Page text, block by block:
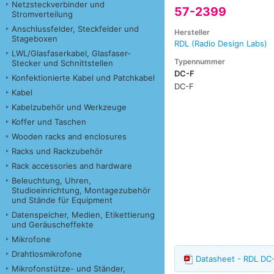
Netzsteckverbinder und
Stromverteilung
Anschlussfelder, Steckfelder und
Stageboxen
LWL/Glasfaserkabel, Glasfaser-
Stecker und Schnittstellen
Konfektionierte Kabel und Patchkabel
Kabel
Kabelzubehör und Werkzeuge
Koffer und Taschen
Wooden racks and enclosures
Racks und Rackzubehör
Rack accessories and hardware
Beleuchtung, Uhren,
Studioeinrichtung, Montagezubehör
und Stände für Equipment
Datenspeicher, Medien, Etikettierung
und Geräuscheffekte
Mikrofone
Drahtlosmikrofone
Mikrofonstütze- und Ständer,
57-2399
Hersteller
RDL (Radio Design Labs)
Typennummer
DC-F
DC-F
Datasheet - RDL